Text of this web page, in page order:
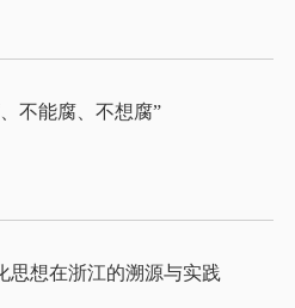
一习话丨“一体推进不敢腐、不能腐、不想腐”
想在浙江的溯源与实践